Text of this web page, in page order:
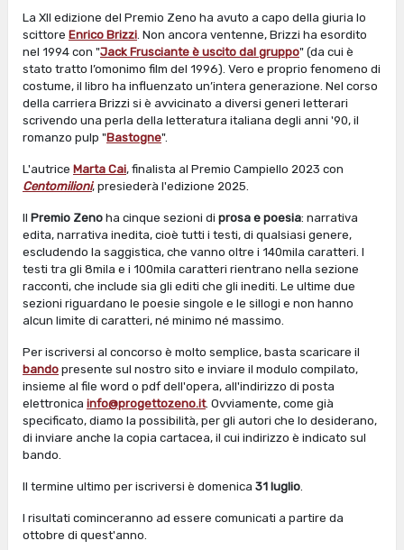
La XII edizione del Premio Zeno ha avuto a capo della giuria lo
scittore Enrico Brizzi. Non ancora ventenne, Brizzi ha esordito
nel 1994 con "Jack Frusciante è uscito dal gruppo" (da cui è
stato tratto l’omonimo film del 1996). Vero e proprio fenomeno di
costume, il libro ha influenzato un’intera generazione. Nel corso
della carriera Brizzi si è avvicinato a diversi generi letterari
scrivendo una perla della letteratura italiana degli anni '90, il
romanzo pulp "Bastogne".
L'autrice Marta Cai, finalista al Premio Campiello 2023 con
Centomilioni, presiederà l'edizione 2025.
Il Premio Zeno ha cinque sezioni di prosa e poesia: narrativa
edita, narrativa inedita, cioè tutti i testi, di qualsiasi genere,
escludendo la saggistica, che vanno oltre i 140mila caratteri. I
testi tra gli 8mila e i 100mila caratteri rientrano nella sezione
racconti, che include sia gli editi che gli inediti. Le ultime due
sezioni riguardano le poesie singole e le sillogi e non hanno
alcun limite di caratteri, né minimo né massimo.
Per iscriversi al concorso è molto semplice, basta scaricare il
bando presente sul nostro sito e inviare il modulo compilato,
insieme al file word o pdf dell'opera, all'indirizzo di posta
elettronica info@progettozeno.it. Ovviamente, come già
specificato, diamo la possibilità, per gli autori che lo desiderano,
di inviare anche la copia cartacea, il cui indirizzo è indicato sul
bando.
Il termine ultimo per iscriversi è domenica 31 luglio.
I risultati cominceranno ad essere comunicati a partire da
ottobre di quest'anno.